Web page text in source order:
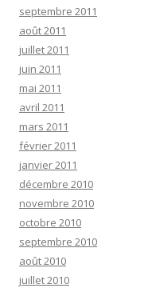
septembre 2011
août 2011
juillet 2011
juin 2011
mai 2011
avril 2011
mars 2011
février 2011
janvier 2011
décembre 2010
novembre 2010
octobre 2010
septembre 2010
août 2010
juillet 2010